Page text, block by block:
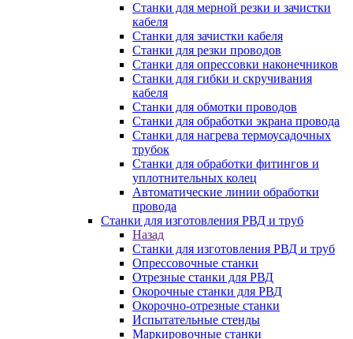
Станки для мерной резки и зачистки
кабеля
Станки для зачистки кабеля
Станки для резки проводов
Станки для опрессовки наконечников
Станки для гибки и скручивания
кабеля
Станки для обмотки проводов
Станки для обработки экрана провода
Станки для нагрева термоусадочных
трубок
Станки для обработки фитингов и
уплотнительных колец
Автоматические линии обработки
провода
Станки для изготовления РВД и труб
Назад
Станки для изготовления РВД и труб
Опрессовочные станки
Отрезные станки для РВД
Окорочные станки для РВД
Окорочно-отрезные станки
Испытательные стенды
Маркировочные станки